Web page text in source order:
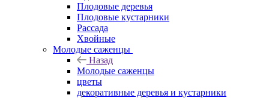
Плодовые деревья
Плодовые кустарники
Рассада
Хвойные
Молодые саженцы
Назад
Молодые саженцы
цветы
декоративные деревья и кустарники